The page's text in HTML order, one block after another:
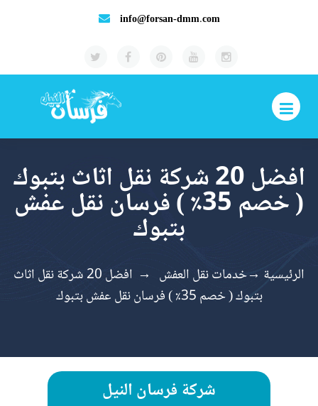
info@forsan-dmm.com
افضل 20 شركة نقل اثاث بتبوك
( خصم 35٪ ) فرسان نقل عفش
بتبوك
الرئيسية →خدمات نقل العفش →
افضل 20 شركة نقل اثاث
بتبوك ( خصم 35٪ ) فرسان نقل عفش بتبوك
شركة فرسان النيل